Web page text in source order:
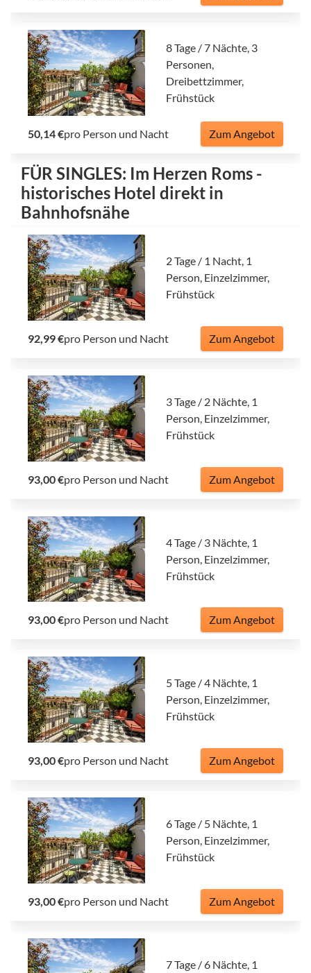
8 Tage / 7 Nächte, 3
Personen,
Dreibettzimmer,
Frühstück
50,14 €pro Person und Nacht Zum Angebot
FÜR SINGLES: Im Herzen Roms -
historisches Hotel direkt in
Bahnhofsnähe
2 Tage / 1 Nacht, 1
Person, Einzelzimmer,
Frühstück
92,99 €pro Person und Nacht Zum Angebot
3 Tage / 2 Nächte, 1
Person, Einzelzimmer,
Frühstück
93,00 €pro Person und Nacht Zum Angebot
4 Tage / 3 Nächte, 1
Person, Einzelzimmer,
Frühstück
93,00 €pro Person und Nacht Zum Angebot
5 Tage / 4 Nächte, 1
Person, Einzelzimmer,
Frühstück
93,00 €pro Person und Nacht Zum Angebot
6 Tage / 5 Nächte, 1
Person, Einzelzimmer,
Frühstück
93,00 €pro Person und Nacht Zum Angebot
7 Tage / 6 Nächte, 1